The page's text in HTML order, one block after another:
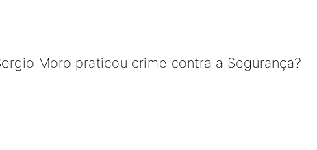
Moro praticou crime contra a Segurança?